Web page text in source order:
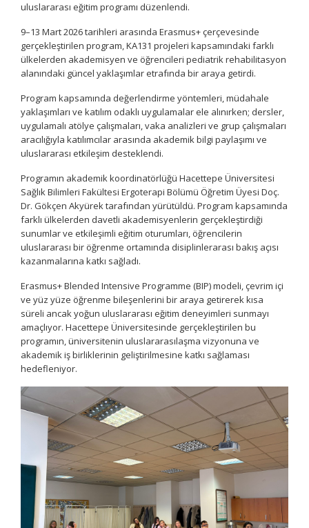
uluslararası eğitim programı düzenlendi.
9–13 Mart 2026 tarihleri arasında Erasmus+ çerçevesinde
gerçekleştirilen program, KA131 projeleri kapsamındaki farklı
ülkelerden akademisyen ve öğrencileri pediatrik rehabilitasyon
alanındaki güncel yaklaşımlar etrafında bir araya getirdi.
Program kapsamında değerlendirme yöntemleri, müdahale
yaklaşımları ve katılım odaklı uygulamalar ele alınırken; dersler,
uygulamalı atölye çalışmaları, vaka analizleri ve grup çalışmaları
aracılığıyla katılımcılar arasında akademik bilgi paylaşımı ve
uluslararası etkileşim desteklendi.
Programın akademik koordinatörlüğü Hacettepe Üniversitesi
Sağlık Bilimleri Fakültesi Ergoterapi Bölümü Öğretim Üyesi Doç.
Dr. Gökçen Akyürek tarafından yürütüldü. Program kapsamında
farklı ülkelerden davetli akademisyenlerin gerçekleştirdiği
sunumlar ve etkileşimli eğitim oturumları, öğrencilerin
uluslararası bir öğrenme ortamında disiplinlerarası bakış açısı
kazanmalarına katkı sağladı.
Erasmus+ Blended Intensive Programme (BIP) modeli, çevrim içi
ve yüz yüze öğrenme bileşenlerini bir araya getirerek kısa
süreli ancak yoğun uluslararası eğitim deneyimleri sunmayı
amaçlıyor. Hacettepe Üniversitesinde gerçekleştirilen bu
programın, üniversitenin uluslararasılaşma vizyonuna ve
akademik iş birliklerinin geliştirilmesine katkı sağlaması
hedefleniyor.